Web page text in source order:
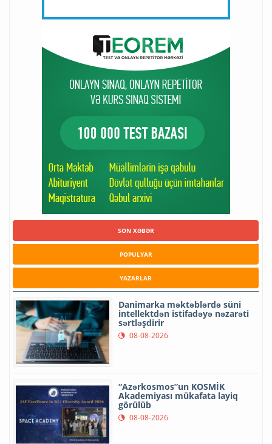
SON XƏBƏR
POPULYAR
YAZARLAR
Danimarka məktəblərdə süni
intellektdən istifadəyə nəzarəti
sərtləşdirir
08-08-2026
“Azərkosmos”un KOSMİK
Akademiyası mükafata layiq
görülüb
08-08-2026